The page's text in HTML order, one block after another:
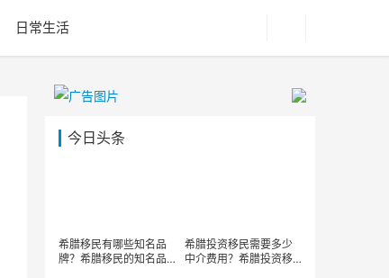
日常生活
今日头条
希腊移民有哪些知名品
牌？希腊移民的知名品
希腊投资移民需要多少
中介费用？希腊投资移